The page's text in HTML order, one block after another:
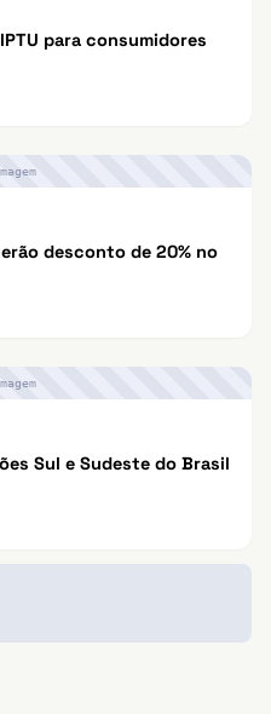
para consumidores
desconto de 20% no
Sul e Sudeste do Brasil